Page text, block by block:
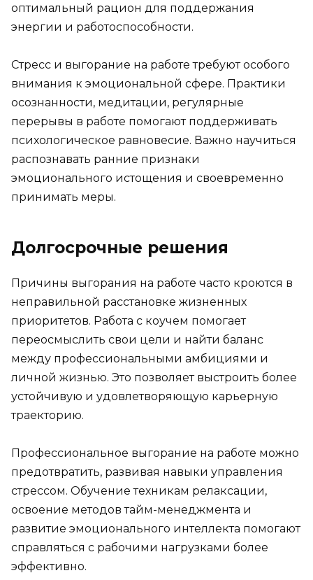
оптимальный рацион для поддержания
энергии и работоспособности.
Стресс и выгорание на работе требуют особого
внимания к эмоциональной сфере. Практики
осознанности, медитации, регулярные
перерывы в работе помогают поддерживать
психологическое равновесие. Важно научиться
распознавать ранние признаки
эмоционального истощения и своевременно
принимать меры.
Долгосрочные решения
Причины выгорания на работе часто кроются в
неправильной расстановке жизненных
приоритетов. Работа с коучем помогает
переосмыслить свои цели и найти баланс
между профессиональными амбициями и
личной жизнью. Это позволяет выстроить более
устойчивую и удовлетворяющую карьерную
траекторию.
Профессиональное выгорание на работе можно
предотвратить, развивая навыки управления
стрессом. Обучение техникам релаксации,
освоение методов тайм-менеджмента и
развитие эмоционального интеллекта помогают
справляться с рабочими нагрузками более
эффективно.